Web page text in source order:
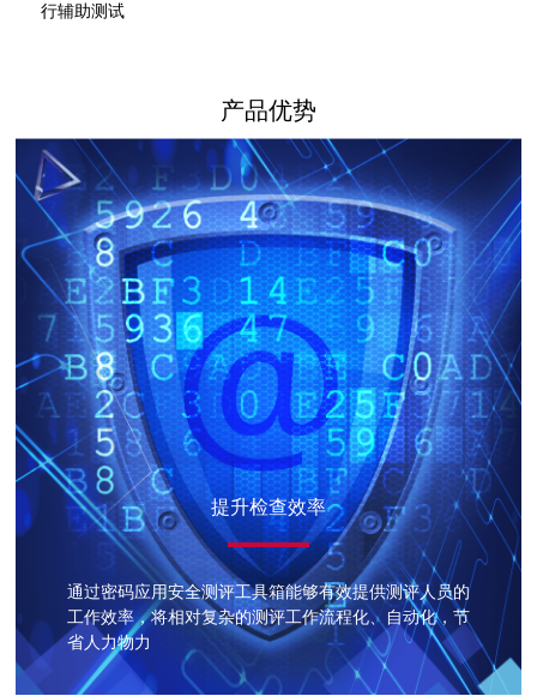
行辅助测试
产品优势
提升检查效率
通过密码应用安全测评工具箱能够有效提供测评人员的
工作效率，将相对复杂的测评工作流程化、自动化，节
省人力物力